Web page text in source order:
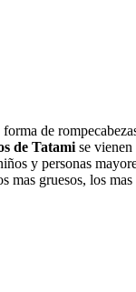
de
de Tatami se vienen
y personas
mas gruesos, los